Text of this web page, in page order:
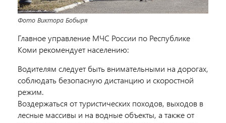
Фото Виктора Бобыря
Главное управление МЧС России по Республике
Коми рекомендует населению:
Водителям следует быть внимательными на дорогах,
соблюдать безопасную дистанцию и скоростной
режим.
Воздержаться от туристических походов, выходов в
лесные массивы и на водные объекты, а также от